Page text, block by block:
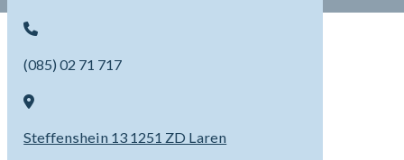
(085) 02 71 717
Steffenshein 13 1251 ZD Laren